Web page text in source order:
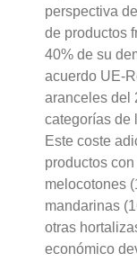
perspectiva
de productos
40% de su
acuerdo UE-
aranceles del
categorías de
Este coste
productos
melocotones
mandarinas
otras
económico